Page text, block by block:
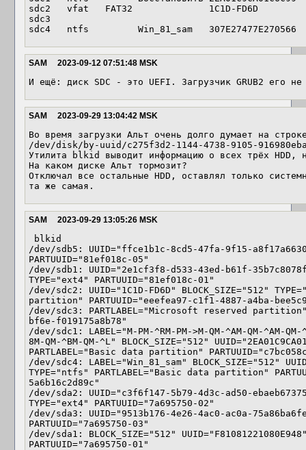
sdc2   vfat   FAT32              1C1D-FD6D
sdc3
sdc4   ntfs         Win_81_sam   307E27477E270566
SAM 2023-09-12 07:51:48 MSK
И ещё: диск SDC - это UEFI. Загрузчик GRUB2 его
SAM 2023-09-29 13:04:42 MSK
Во время загрузки Альт очень долго думает на
/dev/disk/by-uuid/c275f3d2-1144-4738-9105-
Утилита blkid выводит информацию о всех трёх
На каком диске Альт тормозит?
Отключал все остальные HDD, оставлял только
та же самая.
SAM 2023-09-29 13:05:26 MSK
/dev/sdb5: UUID="ffce1b1c-8cd5-47fa-9f15-
PARTUUID="81ef018c-05"
/dev/sdb1: UUID="2e1cf3f8-d533-43ed-b61f-
TYPE="ext4" PARTUUID="81ef018c-01"
/dev/sdc2: UUID="1C1D-FD6D" BLOCK_SIZE="512"
partition" PARTUUID="eeefea97-c1f1-4887-a4ba-
/dev/sdc3: PARTLABEL="Microsoft reserved partition"
bf6e-f019175a8b78"
/dev/sdc1: LABEL="M-PM-^RM-PM->M-QM-^AM-QM-^AM-QM-
8M-QM-^BM-QM-^L" BLOCK_SIZE="512"
PARTLABEL="Basic data partition"
/dev/sdc4: LABEL="Win_81_sam" BLOCK_SIZE="512"
TYPE="ntfs" PARTLABEL="Basic data partition"
5a6b16c2d89c"
/dev/sda2: UUID="c3f6f147-5b79-4d3c-ad50-
TYPE="ext4" PARTUUID="7a695750-02"
/dev/sda3: UUID="9513b176-4e26-4ac0-ac0a-
PARTUUID="7a695750-03"
/dev/sda1: BLOCK_SIZE="512"
PARTUUID="7a695750-01"